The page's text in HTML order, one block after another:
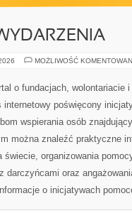
MOŻLIWOŚĆ
o fundacjach, wolontariacie
poświęcony
wspierania osób
można znaleźć praktyczne
świecie, organizowania
darczyńcami oraz
o inicjatywach